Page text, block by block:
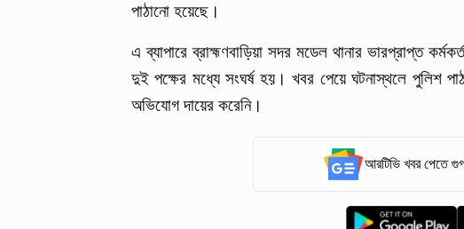
পাঠানো হয়েছে।
এ ব্যাপারে ব্রাহ্মণবাড়িয়া সদর মডেল থানার ভারপ্রাপ্ত
দুই পক্ষের মধ্যে সংঘর্ষ হয়। খবর পেয়ে ঘটনাস্থলে পুলিশ
অভিযোগ দায়ের করেনি।
আরটিভি খবর পেতে